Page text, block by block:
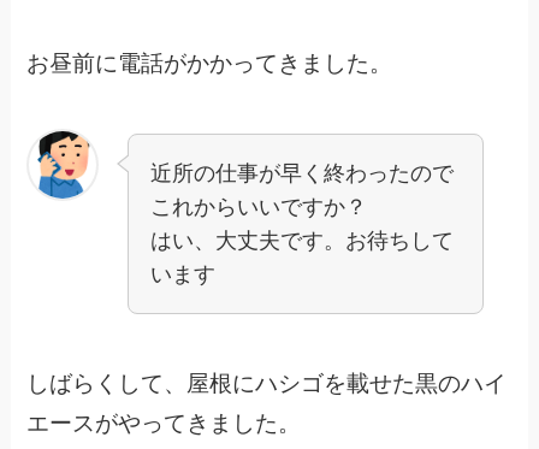
お昼前に電話がかかってきました。
近所の仕事が早く終わったので
これからいいですか？
はい、大丈夫です。お待ちして
います
しばらくして、屋根にハシゴを載せた黒のハイ
エースがやってきました。